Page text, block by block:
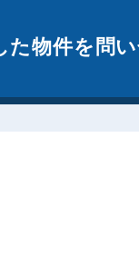
た物件を 問